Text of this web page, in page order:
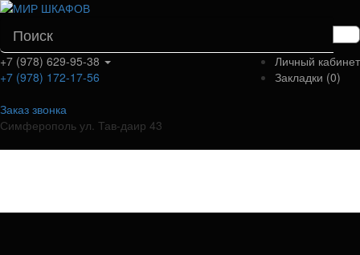
Личный кабинет
Закладки (0)
+7 (978) 629-95-38
+7 (978) 172-17-56
Заказ звонка
Симферополь ул. Тав-даир 43